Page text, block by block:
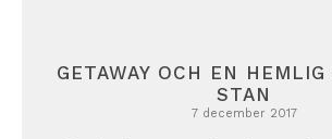
GETAWAY OCH EN
STAN
7 december 2017